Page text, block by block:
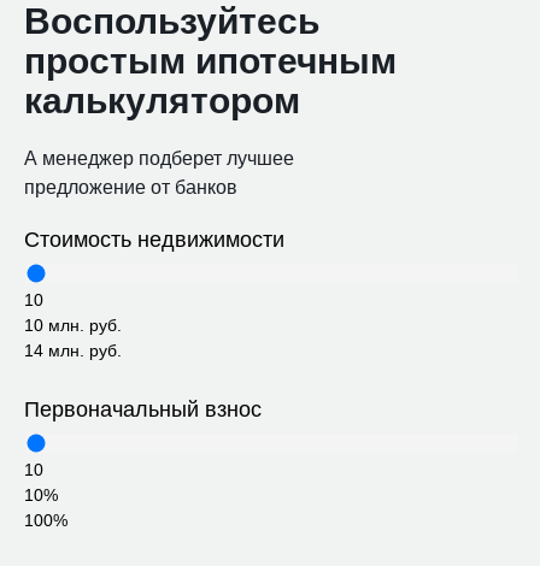
Воспользуйтесь
простым ипотечным
калькулятором
А менеджер подберет лучшее
предложение от банков
Стоимость недвижимости
10
10 млн. руб.
14 млн. руб.
Первоначальный взнос
10
10%
100%